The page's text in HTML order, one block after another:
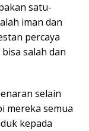
satu-
iman dan
percaya
salah dan
selain
mereka semua
kepada